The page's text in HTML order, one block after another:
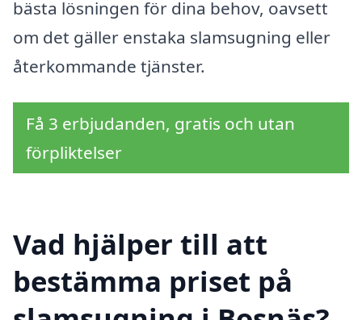
bästa lösningen för dina behov, oavsett
om det gäller enstaka slamsugning eller
återkommande tjänster.
Få 3 erbjudanden, gratis och utan
förpliktelser
Vad hjälper till att
bestämma priset på